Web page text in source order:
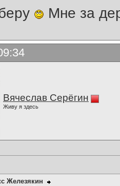
Мне за
Вячеслав Серёгин
Живу я здесь
Железякин